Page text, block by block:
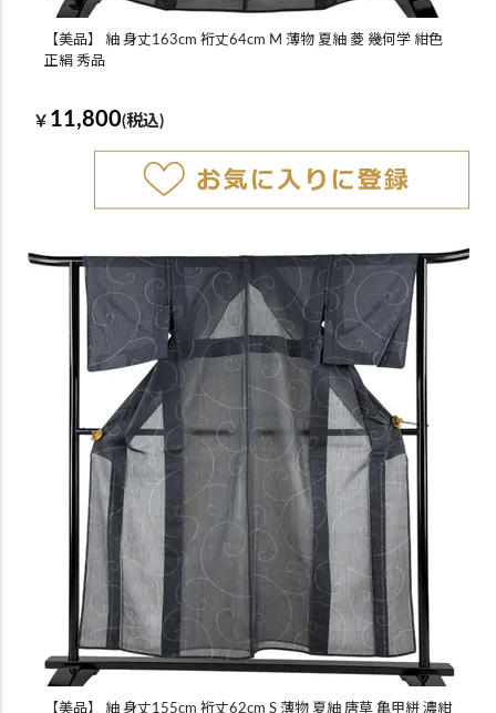
【美品】 紬 身丈163cm 裄丈64cm M 薄物 夏紬 菱 幾何学 紺色
正絹 秀品
￥ 11,800(税込)
【美品】 紬 身丈155cm 裄丈62cm S 薄物 夏紬 唐草 亀甲絣 濃紺